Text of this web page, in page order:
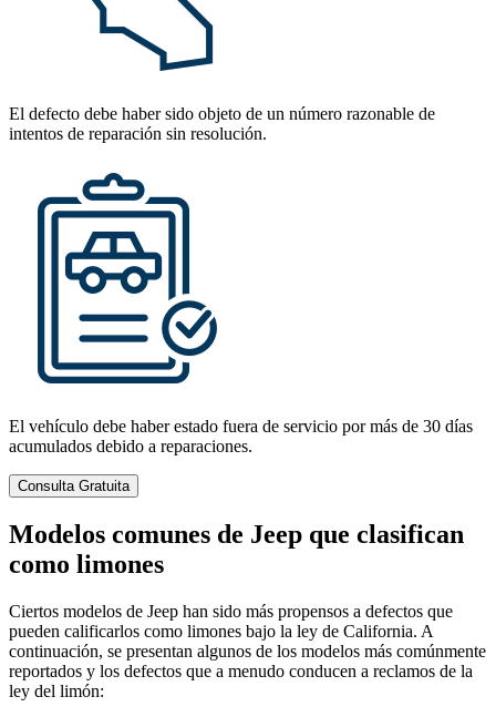
El defecto debe haber sido objeto de un número razonable de
intentos de reparación sin resolución.
El vehículo debe haber estado fuera de servicio por más de 30 días
acumulados debido a reparaciones.
Consulta Gratuita
Modelos comunes de Jeep que clasifican
como limones
Ciertos modelos de Jeep han sido más propensos a defectos que
pueden calificarlos como limones bajo la ley de California. A
continuación, se presentan algunos de los modelos más comúnmente
reportados y los defectos que a menudo conducen a reclamos de la
ley del limón: